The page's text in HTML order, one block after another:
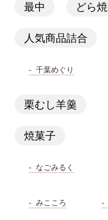
最中 どら焼
人気商品詰合
千葉めぐり
栗むし羊羹
焼菓子
なごみるく
みこころ